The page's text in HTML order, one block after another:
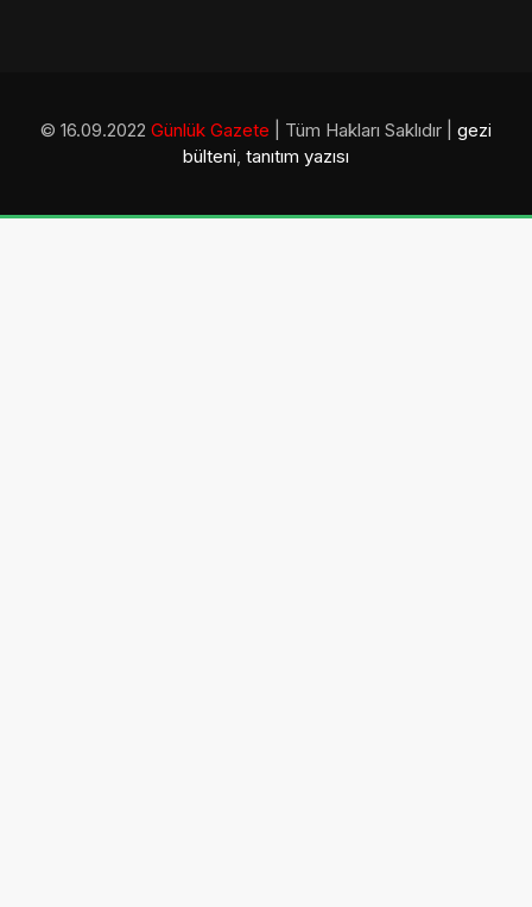
© 16.09.2022 Günlük Gazete | Tüm Hakları Saklıdır | gezi
bülteni, tanıtım yazısı